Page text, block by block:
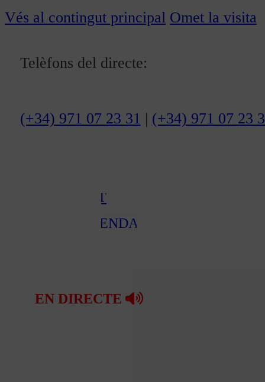
Vés al contingut principal Omet la visita
Telèfons del directe:
(+34) 971 07 23 31 | (+34) 971 07 23
Notícies
CULTURA I
ESPORTS
AMBIENT
AGENDA
Programació
EN DIRECTE